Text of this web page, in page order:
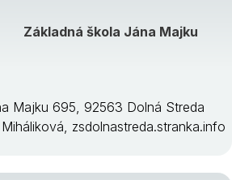
Základná škola Jána Majku
Majku 695, 92563 Dolná Streda
zsdolnastreda.stranka.info